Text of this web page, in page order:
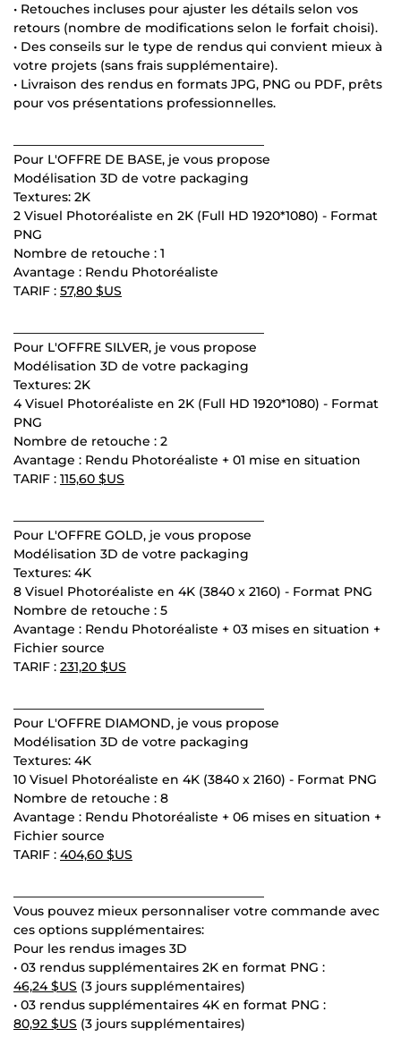
• Retouches incluses pour ajuster les détails selon vos
retours (nombre de modifications selon le forfait choisi).
• Des conseils sur le type de rendus qui convient mieux à
votre projets (sans frais supplémentaire).
• Livraison des rendus en formats JPG, PNG ou PDF, prêts
pour vos présentations professionnelles.
Pour L'OFFRE DE BASE, je vous propose
Modélisation 3D de votre packaging
Textures: 2K
2 Visuel Photoréaliste en 2K (Full HD 1920*1080) - Format
PNG
Nombre de retouche : 1
Avantage : Rendu Photoréaliste
TARIF : 57,80 $US
Pour L'OFFRE SILVER, je vous propose
Modélisation 3D de votre packaging
Textures: 2K
4 Visuel Photoréaliste en 2K (Full HD 1920*1080) - Format
PNG
Nombre de retouche : 2
Avantage : Rendu Photoréaliste + 01 mise en situation
TARIF : 115,60 $US
Pour L'OFFRE GOLD, je vous propose
Modélisation 3D de votre packaging
Textures: 4K
8 Visuel Photoréaliste en 4K (3840 x 2160) - Format PNG
Nombre de retouche : 5
Avantage : Rendu Photoréaliste + 03 mises en situation +
Fichier source
TARIF : 231,20 $US
Pour L'OFFRE DIAMOND, je vous propose
Modélisation 3D de votre packaging
Textures: 4K
10 Visuel Photoréaliste en 4K (3840 x 2160) - Format PNG
Nombre de retouche : 8
Avantage : Rendu Photoréaliste + 06 mises en situation +
Fichier source
TARIF : 404,60 $US
Vous pouvez mieux personnaliser votre commande avec
ces options supplémentaires:
Pour les rendus images 3D
• 03 rendus supplémentaires 2K en format PNG :
46,24 $US (3 jours supplémentaires)
• 03 rendus supplémentaires 4K en format PNG :
80,92 $US (3 jours supplémentaires)